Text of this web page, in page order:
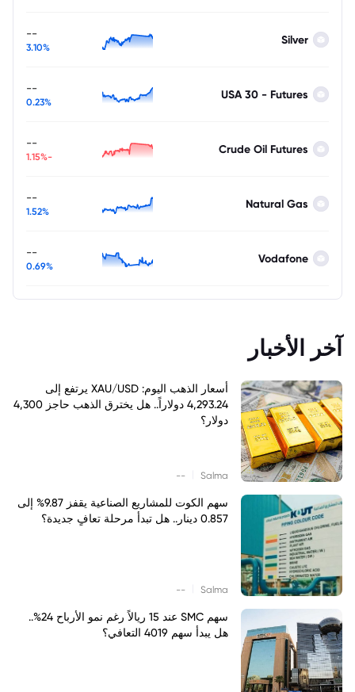
Silver
--
3.10%
USA 30 - Futures
--
0.23%
Crude Oil Futures
--
-1.15%
Natural Gas
--
1.52%
Vodafone
--
0.69%
آخر الأخبار
أسعار الذهب اليوم: XAU/USD يرتفع إلى
4,293.24 دولاراً.. هل يخترق الذهب حاجز 4,300
دولار؟
Salma
--
سهم الكوت للمشاريع الصناعية يقفز 9.87% إلى
0.857 دينار.. هل تبدأ مرحلة تعافٍ جديدة؟
Salma
--
سهم SMC عند 15 ريالاً رغم نمو الأرباح 24%..
هل يبدأ سهم 4019 التعافي؟